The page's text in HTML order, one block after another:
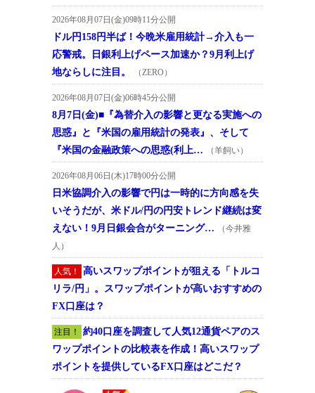
2026年08月07日(金)09時11分公開
ドル円158円半ば！今晩米雇用統計→介入も一
応警戒。日銀利上げペース加速か？9月利上げ
地ならしに注目。
（ZERO）
2026年08月07日(金)06時45分公開
8月7日(金)■『為替介入の影響と更なる実施への
思惑』と『米国の雇用統計の発表』、そして
『米国の金融政策への思惑(利上…
（羊飼い）
2026年08月06日(木)17時00分公開
日米協調介入の影響で円は一時的に方向感を失
いそうだが、米ドル/円の円安トレンド継続は変
えない！9月日銀会合がターニング…
（今井雅
人）
人気！
高いスワップポイントが狙える「トルコ
リラ/円」。スワップポイントが高いおすすめの
FX口座は？
注目！
約40口座を調査して人気12通貨ペアのス
ワップポイントの比較表を作成！高いスワップ
ポイントを提供しているFX口座はどこだ？